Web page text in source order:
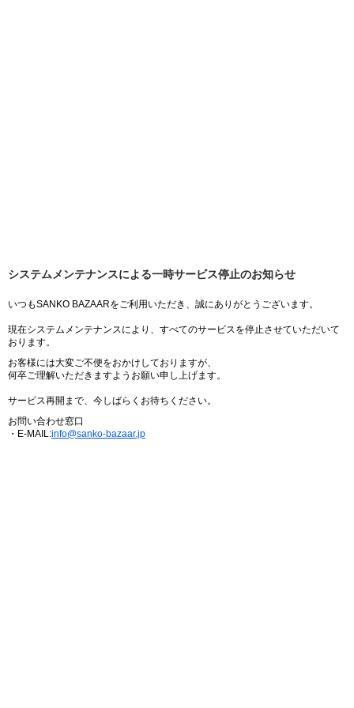
システムメンテナンスによる一時サービス停止のお知らせ
いつもSANKO BAZAARをご利用いただき、誠にありがとうございます。
現在システムメンテナンスにより、すべてのサービスを停止させていただいて
おります。
お客様には大変ご不便をおかけしておりますが、
何卒ご理解いただきますようお願い申し上げます。
サービス再開まで、今しばらくお待ちください。
お問い合わせ窓口
・E-MAIL:info@sanko-bazaar.jp